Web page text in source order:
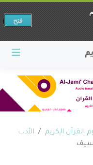
القرآن الكريم
الأدب
سيف
فتح